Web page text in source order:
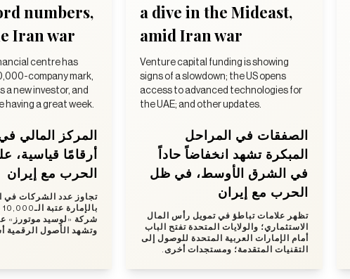
numbers,
Iran war
centre has
company mark,
a new investor, and
having a great week.
المركز المالي
أرقامًا قياسية،
الحرب مع إيران
تجاوز عدد الشركات في
شركة «لوسيد موتورز»
وتشهد الأصول الرقمية
a dive in the Mideast,
amid Iran war
Venture capital funding is showing
signs of a slowdown; the US opens
access to advanced technologies for
the UAE; and other updates.
الصفقات في المراحل
المبكرة تشهد انخفاضاً حاداً
في الشرق الأوسط، في ظل
الحرب مع إيران
تظهر علامات تباطؤ في تمويل رأس المال
الاستثماري؛ والولايات المتحدة تفتح الباب
أمام الإمارات العربية المتحدة للوصول إلى
التقنيات المتقدمة؛ ومستجدات أخرى.